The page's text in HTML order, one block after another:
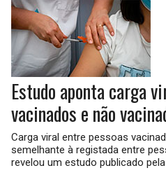
Estudo aponta carga
vacinados e não
Carga viral entre pessoas
semelhante à registada entre
revelou um estudo publicado